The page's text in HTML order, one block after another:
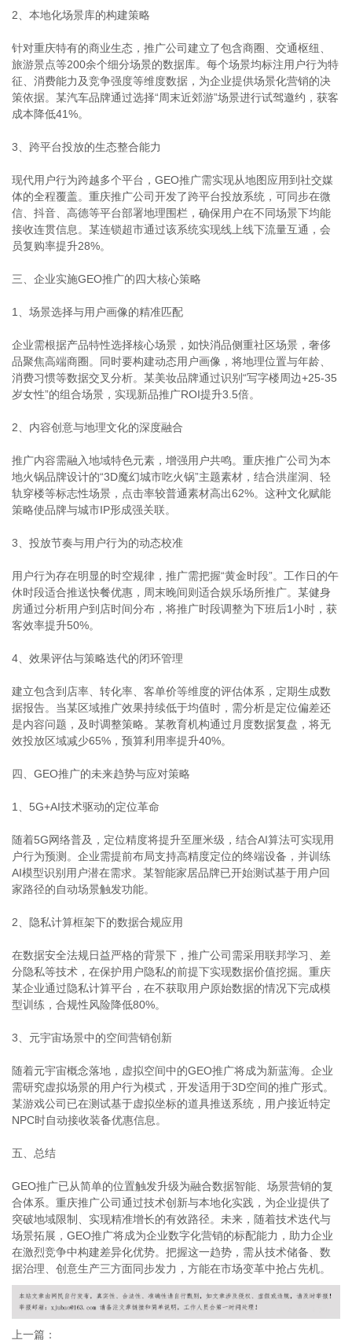
2、本地化场景库的构建策略
针对重庆特有的商业生态，推广公司建立了包含商圈、交通枢纽、
旅游景点等200余个细分场景的数据库。每个场景均标注用户行为特
征、消费能力及竞争强度等维度数据，为企业提供场景化营销的决
策依据。某汽车品牌通过选择“周末近郊游”场景进行试驾邀约，获客
成本降低41%。
3、跨平台投放的生态整合能力
现代用户行为跨越多个平台，GEO推广需实现从地图应用到社交媒
体的全程覆盖。重庆推广公司开发了跨平台投放系统，可同步在微
信、抖音、高德等平台部署地理围栏，确保用户在不同场景下均能
接收连贯信息。某连锁超市通过该系统实现线上线下流量互通，会
员复购率提升28%。
三、企业实施GEO推广的四大核心策略
1、场景选择与用户画像的精准匹配
企业需根据产品特性选择核心场景，如快消品侧重社区场景，奢侈
品聚焦高端商圈。同时要构建动态用户画像，将地理位置与年龄、
消费习惯等数据交叉分析。某美妆品牌通过识别“写字楼周边+25-35
岁女性”的组合场景，实现新品推广ROI提升3.5倍。
2、内容创意与地理文化的深度融合
推广内容需融入地域特色元素，增强用户共鸣。重庆推广公司为本
地火锅品牌设计的“3D魔幻城市吃火锅”主题素材，结合洪崖洞、轻
轨穿楼等标志性场景，点击率较普通素材高出62%。这种文化赋能
策略使品牌与城市IP形成强关联。
3、投放节奏与用户行为的动态校准
用户行为存在明显的时空规律，推广需把握“黄金时段”。工作日的午
休时段适合推送快餐优惠，周末晚间则适合娱乐场所推广。某健身
房通过分析用户到店时间分布，将推广时段调整为下班后1小时，获
客效率提升50%。
4、效果评估与策略迭代的闭环管理
建立包含到店率、转化率、客单价等维度的评估体系，定期生成数
据报告。当某区域推广效果持续低于均值时，需分析是定位偏差还
是内容问题，及时调整策略。某教育机构通过月度数据复盘，将无
效投放区域减少65%，预算利用率提升40%。
四、GEO推广的未来趋势与应对策略
1、5G+AI技术驱动的定位革命
随着5G网络普及，定位精度将提升至厘米级，结合AI算法可实现用
户行为预测。企业需提前布局支持高精度定位的终端设备，并训练
AI模型识别用户潜在需求。某智能家居品牌已开始测试基于用户回
家路径的自动场景触发功能。
2、隐私计算框架下的数据合规应用
在数据安全法规日益严格的背景下，推广公司需采用联邦学习、差
分隐私等技术，在保护用户隐私的前提下实现数据价值挖掘。重庆
某企业通过隐私计算平台，在不获取用户原始数据的情况下完成模
型训练，合规性风险降低80%。
3、元宇宙场景中的空间营销创新
随着元宇宙概念落地，虚拟空间中的GEO推广将成为新蓝海。企业
需研究虚拟场景的用户行为模式，开发适用于3D空间的推广形式。
某游戏公司已在测试基于虚拟坐标的道具推送系统，用户接近特定
NPC时自动接收装备优惠信息。
五、总结
GEO推广已从简单的位置触发升级为融合数据智能、场景营销的复
合体系。重庆推广公司通过技术创新与本地化实践，为企业提供了
突破地域限制、实现精准增长的有效路径。未来，随着技术迭代与
场景拓展，GEO推广将成为企业数字化营销的标配能力，助力企业
在激烈竞争中构建差异化优势。把握这一趋势，需从技术储备、数
据治理、创意生产三方面同步发力，方能在市场变革中抢占先机。
上一篇：